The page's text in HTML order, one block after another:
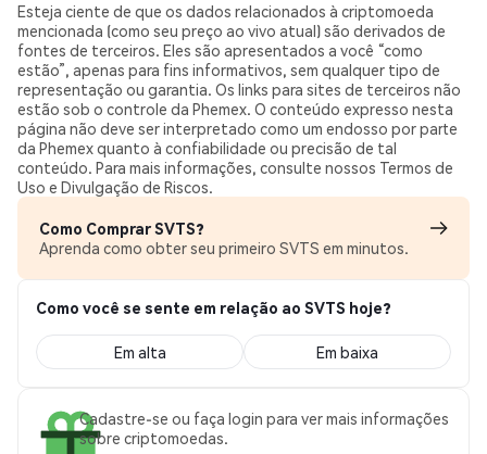
Esteja ciente de que os dados relacionados à criptomoeda
mencionada (como seu preço ao vivo atual) são derivados de
fontes de terceiros. Eles são apresentados a você “como
estão”, apenas para fins informativos, sem qualquer tipo de
representação ou garantia. Os links para sites de terceiros não
estão sob o controle da Phemex. O conteúdo expresso nesta
página não deve ser interpretado como um endosso por parte
da Phemex quanto à confiabilidade ou precisão de tal
conteúdo. Para mais informações, consulte nossos Termos de
Uso e Divulgação de Riscos.
Como Comprar SVTS?
Aprenda como obter seu primeiro SVTS em minutos.
Como você se sente em relação ao SVTS hoje?
Em alta Em baixa
Cadastre-se ou faça login para ver mais informações
sobre criptomoedas.